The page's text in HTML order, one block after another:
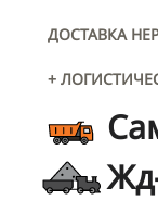
ДОСТАВКА
+